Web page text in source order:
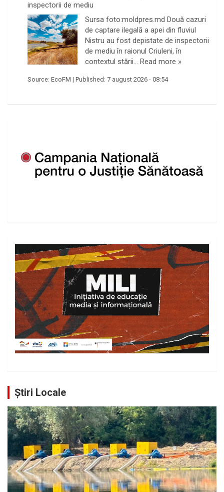
inspectorii de mediu
Sursa foto:moldpres.md Două cazuri
de captare ilegală a apei din fluviul
Nistru au fost depistate de inspectorii
de mediu în raionul Criuleni, în
contextul stării… Read more »
Source: EcoFM | Published: 7 august 2026 - 08:54
Știri Locale